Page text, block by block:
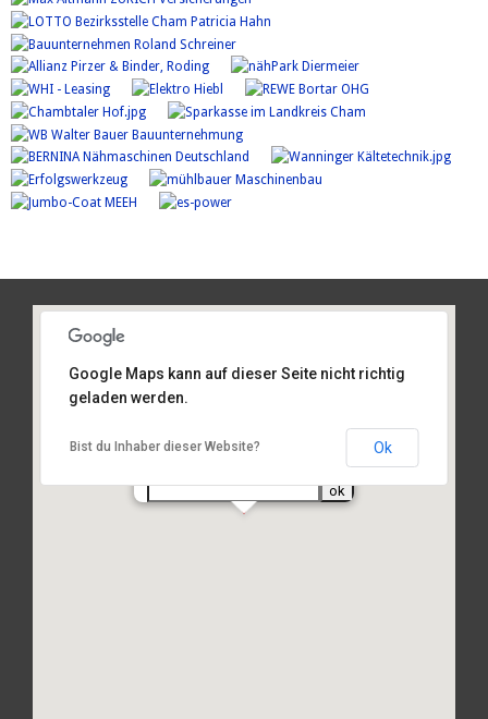
Am Sportplatz 2, 93486 Runding
von Ihrer Adresse:
Google Maps kann auf dieser Seite nicht richtig
geladen werden.
Bist du Inhaber dieser Website? Ok